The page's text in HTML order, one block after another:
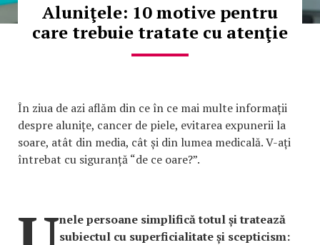
Aluniţele: 10 motive pentru
care trebuie tratate cu atenţie
În ziua de azi aflăm din ce în ce mai multe informații
despre alunițe, cancer de piele, evitarea expunerii la
soare, atât din media, cât și din lumea medicală. V-ați
întrebat cu siguranță “de ce oare?”.
nele persoane simplifică totul și tratează
subiectul cu superficialitate și scepticism: